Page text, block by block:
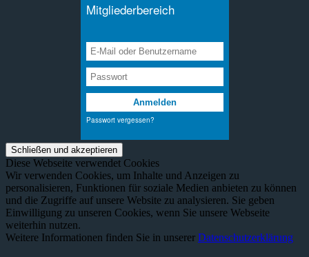
Diese Webseite verwendet Cookies
Wir verwenden Cookies, um Inhalte und Anzeigen zu
personalisieren, Funktionen für soziale Medien anbieten zu können
und die Zugriffe auf unsere Website zu analysieren. Sie geben
Einwilligung zu unseren Cookies, wenn Sie unsere Webseite
weiterhin nutzen.
Weitere Informationen finden Sie in unserer Datenschutzerklärung